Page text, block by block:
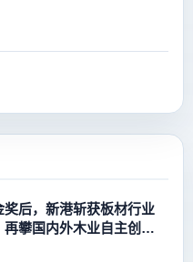
后，新港斩获板材行业
攀国内外木业自主创新